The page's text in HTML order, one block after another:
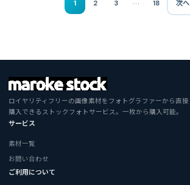
1 2 3 … 18 次へ
ロイヤリティフリーの画像素材をフォトグラファーから直接
購入できるストックフォトサービス。一枚から購入可能。
サービス
素材一覧
お問い合わせ
ご利用について